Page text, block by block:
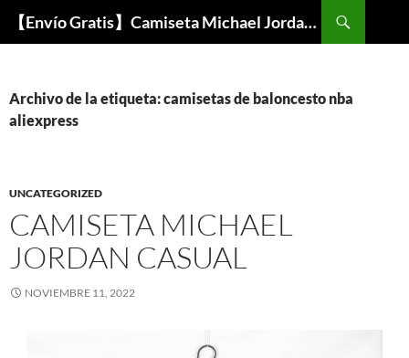
【Envío Gratis】Camiseta Michael Jordan NBA Barata
Buscar
Archivo de la etiqueta: camisetas de baloncesto nba
aliexpress
UNCATEGORIZED
CAMISETA MICHAEL
JORDAN CASUAL
NOVIEMBRE 11, 2022